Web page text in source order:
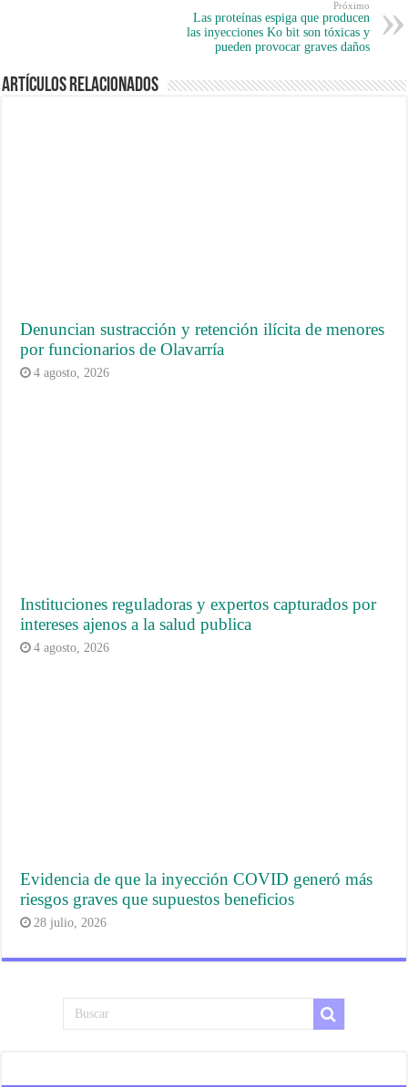
Próximo
Las proteínas espiga que producen
las inyecciones Ko bit son tóxicas y
pueden provocar graves daños
Artículos Relacionados
Denuncian sustracción y retención ilícita de menores
por funcionarios de Olavarría
4 agosto, 2026
Instituciones reguladoras y expertos capturados por
intereses ajenos a la salud publica
4 agosto, 2026
Evidencia de que la inyección COVID generó más
riesgos graves que supuestos beneficios
28 julio, 2026